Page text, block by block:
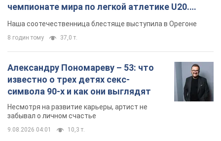
Несмотря на развитие карьеры, артист не
действительны ли доллары 1996
года: принимают ли обменники и
банки такие купюры
принимают старые доллары